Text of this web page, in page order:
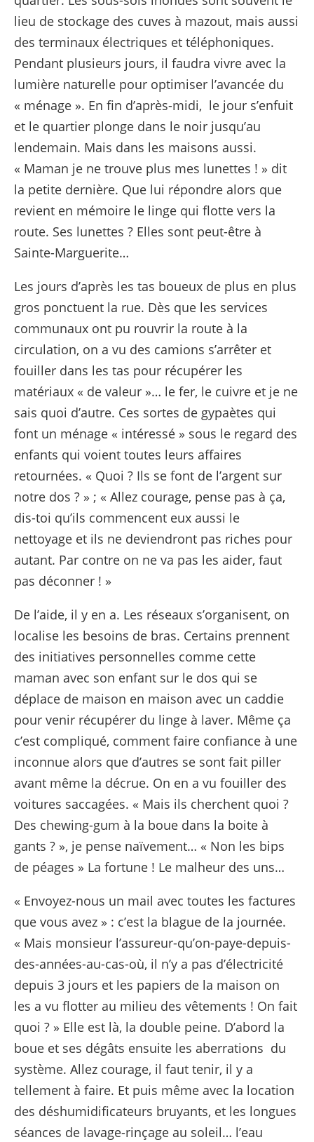
lieu de stockage des cuves à mazout, mais aussi
des terminaux électriques et téléphoniques.
Pendant plusieurs jours, il faudra vivre avec la
lumière naturelle pour optimiser l’avancée du
« ménage ». En fin d’après-midi, le jour s’enfuit
et le quartier plonge dans le noir jusqu’au
lendemain. Mais dans les maisons aussi.
« Maman je ne trouve plus mes lunettes ! » dit
la petite dernière. Que lui répondre alors que
revient en mémoire le linge qui flotte vers la
route. Ses lunettes ? Elles sont peut-être à
Sainte-Marguerite…
Les jours d’après les tas boueux de plus en plus
gros ponctuent la rue. Dès que les services
communaux ont pu rouvrir la route à la
circulation, on a vu des camions s’arrêter et
fouiller dans les tas pour récupérer les
matériaux « de valeur »… le fer, le cuivre et je ne
sais quoi d’autre. Ces sortes de gypaètes qui
font un ménage « intéressé » sous le regard des
enfants qui voient toutes leurs affaires
retournées. « Quoi ? Ils se font de l’argent sur
notre dos ? » ; « Allez courage, pense pas à ça,
dis-toi qu’ils commencent eux aussi le
nettoyage et ils ne deviendront pas riches pour
autant. Par contre on ne va pas les aider, faut
pas déconner ! »
De l’aide, il y en a. Les réseaux s’organisent, on
localise les besoins de bras. Certains prennent
des initiatives personnelles comme cette
maman avec son enfant sur le dos qui se
déplace de maison en maison avec un caddie
pour venir récupérer du linge à laver. Même ça
c’est compliqué, comment faire confiance à une
inconnue alors que d’autres se sont fait piller
avant même la décrue. On en a vu fouiller des
voitures saccagées. « Mais ils cherchent quoi ?
Des chewing-gum à la boue dans la boite à
gants ? », je pense naïvement… « Non les bips
de péages » La fortune ! Le malheur des uns…
« Envoyez-nous un mail avec toutes les factures
que vous avez » : c’est la blague de la journée.
« Mais monsieur l’assureur-qu’on-paye-depuis-
des-années-au-cas-où, il n’y a pas d’électricité
depuis 3 jours et les papiers de la maison on
les a vu flotter au milieu des vêtements ! On fait
quoi ? » Elle est là, la double peine. D’abord la
boue et ses dégâts ensuite les aberrations du
système. Allez courage, il faut tenir, il y a
tellement à faire. Et puis même avec la location
des déshumidificateurs bruyants, et les longues
séances de lavage-rinçage au soleil… l’eau